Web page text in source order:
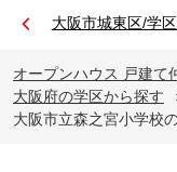
大阪市城東区/学
オープンハウス 戸建て
大阪府の学区から探す
大阪市立森之宮小学校